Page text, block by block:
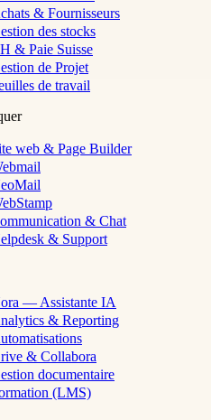
& Fournisseurs
des stocks
& Paie Suisse
de Projet
de travail
web & Page Builder
& Chat
& Support
— Assistante IA
& Reporting
& Collabora
documentaire
(LMS)